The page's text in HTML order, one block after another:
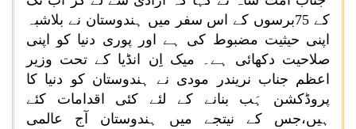
کے 75برسوں کے اس سفر میں ہندوستان نے بلاشبہ
اپنی حیثیت مضبوط کی ہے اور پوری دنیا کو اپنی
صلاحیت دکھائی ہے۔ میک اِن انڈیا کے تحت وزیر
اعظم جناب نریندر مودی نے ہندوستان کو دنیا کا
پروڈکشن ہَب بنانے کے لئے کئی اقدامات کئے
ہیں،جس کے نیتجے میں ہندوستان آج عالمی